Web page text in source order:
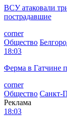
ВСУ атаковали
пострадавшие
corner
Общество
18:03
Ферма в Гатчине
corner
Общество Санкт-
Реклама
18:03